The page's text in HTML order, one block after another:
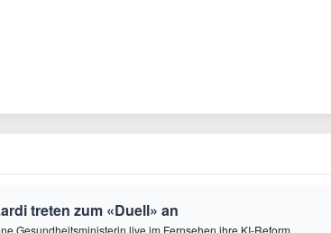
treten zum «Duell» an
Gesundheitsministerin live im Fernsehen ihre KI-Reform